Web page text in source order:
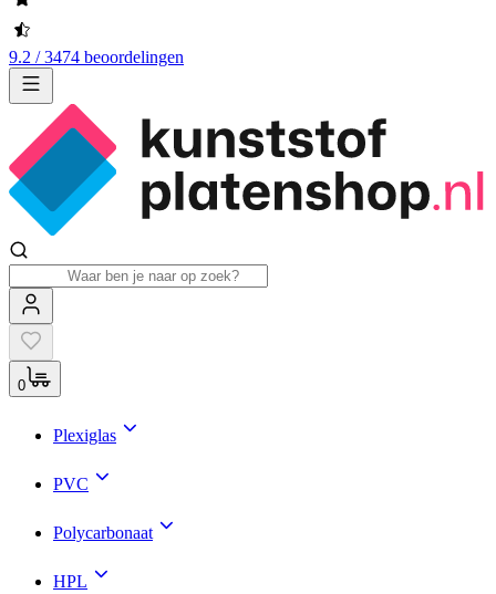
9.2 / 3474 beoordelingen
0
Plexiglas
PVC
Polycarbonaat
HPL